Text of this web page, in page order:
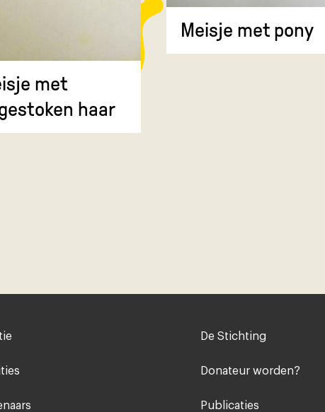
met
haar
Meisje met pony
Voet
De Stichting
Donateur worden?
Publicaties